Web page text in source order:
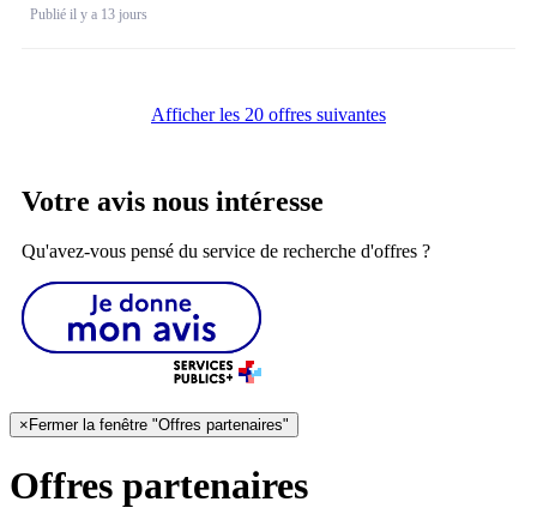
Publié il y a 13 jours
Afficher les 20 offres suivantes
Votre avis nous intéresse
Qu'avez-vous pensé du service de recherche d'offres ?
× Fermer la fenêtre "Offres partenaires"
Offres partenaires